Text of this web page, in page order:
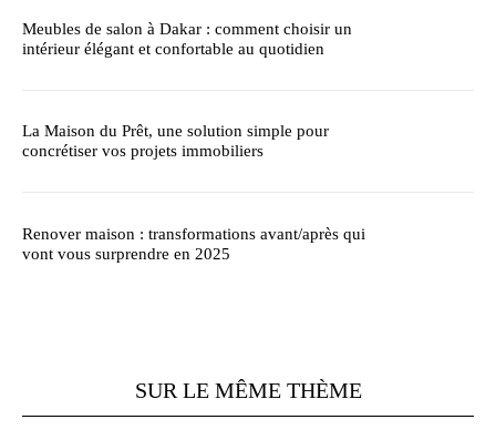
Meubles de salon à Dakar : comment choisir un
intérieur élégant et confortable au quotidien
La Maison du Prêt, une solution simple pour
concrétiser vos projets immobiliers
Renover maison : transformations avant/après qui
vont vous surprendre en 2025
SUR LE MÊME THÈME